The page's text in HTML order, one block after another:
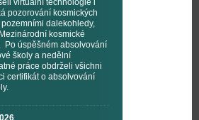
virtuální technologie i
pozorování kosmických
dalekohledy,
kosmické
Po úspěšném absolvování
školy a nedělní
práce obdrželi všichni
certifikát o absolvování